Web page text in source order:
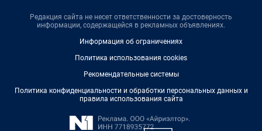
Редакция сайта не несет ответственности за достоверность
информации, содержащейся в рекламных объявлениях.
Информация об ограничениях
Политика использования cookies
Рекомендательные системы
Политика конфиденциальности и обработки персональных данных и
правила использования сайта